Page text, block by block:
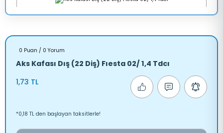
0 Puan / 0 Yorum
Aks Kafası Dış (22 Diş) Fıesta 02/ 1,4 Tdcı
1,73 TL
*0,18 TL den başlayan taksitlerle!